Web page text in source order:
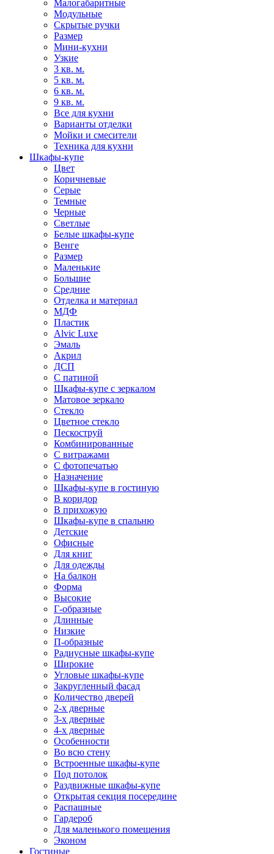
Малогабаритные
Модульные
Скрытые ручки
Размер
Мини-кухни
Узкие
3 кв. м.
5 кв. м.
6 кв. м.
9 кв. м.
Все для кухни
Варианты отделки
Мойки и смесители
Техника для кухни
Шкафы-купе
Цвет
Коричневые
Серые
Темные
Черные
Светлые
Белые шкафы-купе
Венге
Размер
Маленькие
Большие
Средние
Отделка и материал
МДФ
Пластик
Alvic Luxe
Эмаль
Акрил
ДСП
С патиной
Шкафы-купе с зеркалом
Матовое зеркало
Стекло
Цветное стекло
Пескоструй
Комбинированные
С витражами
С фотопечатью
Назначение
Шкафы-купе в гостиную
В коридор
В прихожую
Шкафы-купе в спальню
Детские
Офисные
Для книг
Для одежды
На балкон
Форма
Высокие
Г-образные
Длинные
Низкие
П-образные
Радиусные шкафы-купе
Широкие
Угловые шкафы-купе
Закругленный фасад
Количество дверей
2-х дверные
3-х дверные
4-х дверные
Особенности
Во всю стену
Встроенные шкафы-купе
Под потолок
Раздвижные шкафы-купе
Открытая секция посередине
Распашные
Гардероб
Для маленького помещения
Эконом
Гостиные